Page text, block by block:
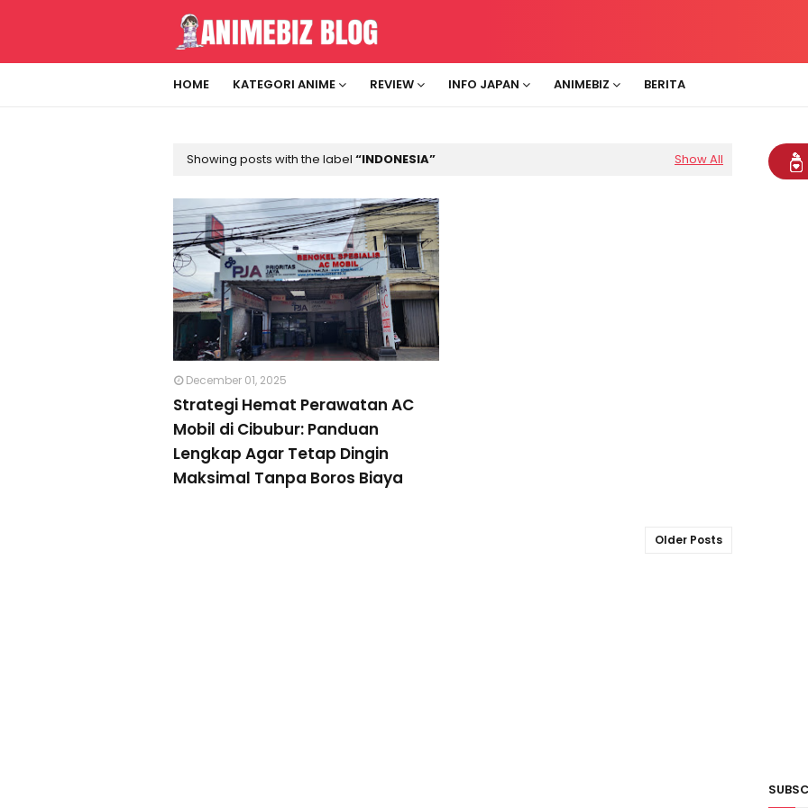
HOME KATEGORI ANIME REVIEW INFO JAPAN ANIMEBIZ BERITA
Showing posts with the label INDONESIA Show All
December 01, 2025
Strategi Hemat Perawatan AC
Mobil di Cibubur: Panduan
Lengkap Agar Tetap Dingin
Maksimal Tanpa Boros Biaya
Older Posts